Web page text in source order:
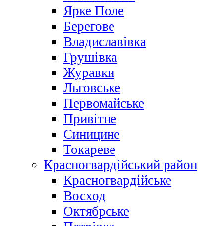
Ярке Поле
Берегове
Владиславівка
Грушівка
Журавки
Льговське
Первомайське
Привітне
Синицине
Токареве
Красногвардійський район
Красногвардійське
Восход
Октябрське